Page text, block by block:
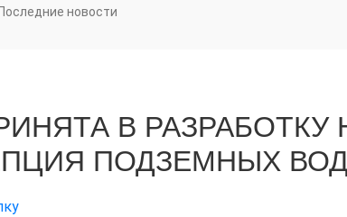
Последние новости
В РАЗРАБОТКУ
ПОДЗЕМНЫХ ВОД